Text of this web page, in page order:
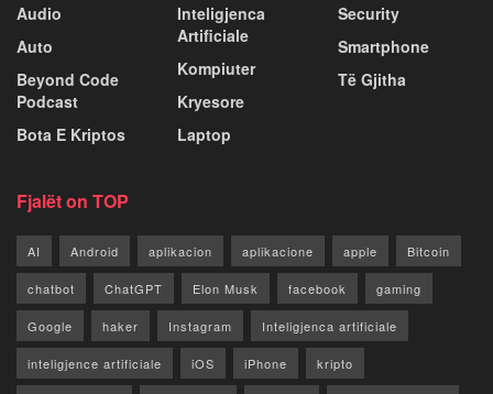
Audio
Auto
Beyond Code
Podcast
Bota E Kriptos
Inteligjenca
Artificiale
Kompiuter
Kryesore
Laptop
Security
Smartphone
Të Gjitha
Fjalët on TOP
AI Android aplikacion aplikacione apple Bitcoin
chatbot ChatGPT Elon Musk facebook gaming
Google haker Instagram Inteligjenca artificiale
inteligjence artificiale iOS iPhone kripto